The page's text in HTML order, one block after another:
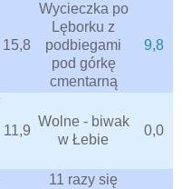
15,8
Wycieczka po
Lęborku z
podbiegami
pod górkę
cmentarną
9,8
11,9
Wolne - biwak
w Łebie
0,0
11 razy się